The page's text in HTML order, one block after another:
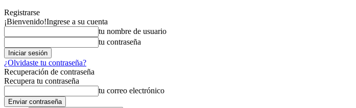
Registrarse
¡Bienvenido!Ingrese a su cuenta
tu nombre de usuario
tu contraseña
¿Olvidaste tu contraseña?
Recuperación de contraseña
Recupera tu contraseña
tu correo electrónico